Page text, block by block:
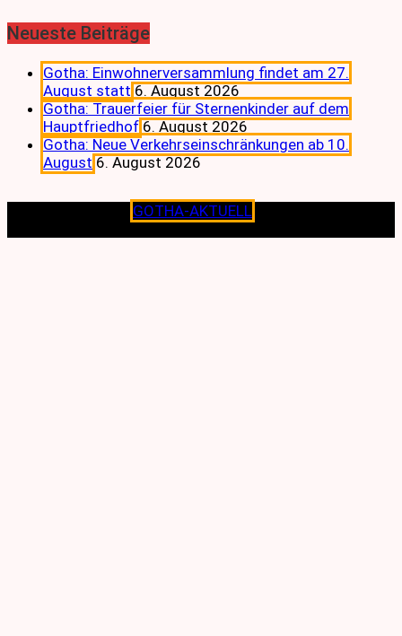
Neueste Beiträge
Gotha: Einwohnerversammlung findet am 27.
August statt 6. August 2026
Gotha: Trauerfeier für Sternenkinder auf dem
Hauptfriedhof 6. August 2026
Gotha: Neue Verkehrseinschränkungen ab 10.
August 6. August 2026
GOTHA-AKTUELL
Lokalen verpflichtet.